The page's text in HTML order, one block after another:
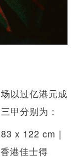
以过亿港元成
甲分别为：
x 122 cm｜
港佳士得